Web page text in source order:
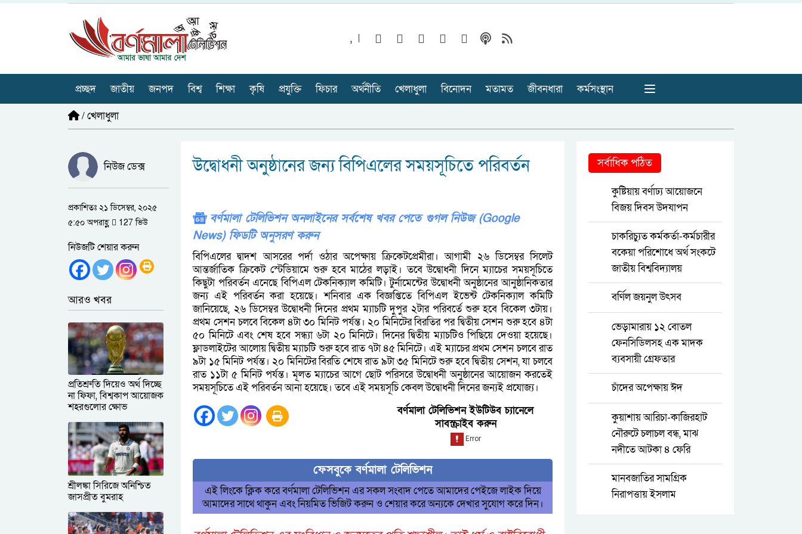
,
প্রচ্ছদ জাতীয় জনপদ বিশ্ব শিক্ষা কৃষি প্রযুক্তি ফিচার অর্থনীতি খেলাধুলা বিনোদন মতামত জীবনধারা
কর্মসংস্থান
/খেলাধুলা
নিউজ ডেক্স
প্রকাশিতঃ ২১ ডিসেম্বর, ২০২৫
৫:৫০ অপরাহ্ণ
127 ভিউ
নিউজটি শেয়ার করুন
আরও খবর
প্রতিশ্রুতি দিয়েও অর্থ দিচ্ছে
না ফিফা, বিশ্বকাপ আয়োজক
শহরগুলোর ক্ষোভ
শ্রীলঙ্কা সিরিজে অনিশ্চিত
জাসপ্রীত বুমরাহ
উদ্বোধনী অনুষ্ঠানের জন্য বিপিএলের সময়সূচিতে পরিবর্তন
বর্ণমালা টেলিভিশন অনলাইনের সর্বশেষ খবর পেতে গুগল নিউজ (Google
News) ফিডটি অনুসরণ করুন
বিপিএলের দ্বাদশ আসরের পর্দা ওঠার অপেক্ষায় ক্রিকেটপ্রেমীরা। আগামী ২৬ ডিসেম্বর সিলেট
আন্তর্জাতিক ক্রিকেট স্টেডিয়ামে শুরু হবে মাঠের লড়াই। তবে উদ্বোধনী দিনে ম্যাচের সময়সূচিতে
কিছুটা পরিবর্তন এনেছে বিপিএল টেকনিক্যাল কমিটি। টুর্নামেন্টের উদ্বোধনী অনুষ্ঠানের আনুষ্ঠানিকতার
জন্য এই পরিবর্তন করা হয়েছে। শনিবার এক বিজ্ঞপ্তিতে বিপিএল ইভেন্ট টেকনিক্যাল কমিটি
জানিয়েছে, ২৬ ডিসেম্বর উদ্বোধনী দিনের প্রথম ম্যাচটি দুপুর ২টার পরিবর্তে শুরু হবে বিকেল ৩টায়।
প্রথম সেশন চলবে বিকেল ৪টা ৩০ মিনিট পর্যন্ত। ২০ মিনিটের বিরতির পর দ্বিতীয় সেশন শুরু হবে ৪টা
৫০ মিনিটে এবং শেষ হবে সন্ধ্যা ৬টা ২০ মিনিটে। দিনের দ্বিতীয় ম্যাচটিও পিছিয়ে দেওয়া হয়েছে।
ফ্লাডলাইটের আলোয় দ্বিতীয় ম্যাচটি শুরু হবে রাত ৭টা ৪৫ মিনিটে। এই ম্যাচের প্রথম সেশন চলবে রাত
৯টা ১৫ মিনিট পর্যন্ত। ২০ মিনিটের বিরতি শেষে রাত ৯টা ৩৫ মিনিটে শুরু হবে দ্বিতীয় সেশন, যা চলবে
রাত ১১টা ৫ মিনিট পর্যন্ত। মূলত ম্যাচের আগে ছোট পরিসরে উদ্বোধনী অনুষ্ঠানের আয়োজন করতেই
সময়সূচিতে এই পরিবর্তন আনা হয়েছে। তবে এই সময়সূচি কেবল উদ্বোধনী দিনের জন্যই প্রযোজ্য।
বর্ণমালা টেলিভিশন ইউটিউব চ্যানেলে
সাবস্ক্রাইব করুন
ফেসবুকে বর্ণমালা টেলিভিশন
এই লিংকে ক্লিক করে বর্ণমালা টেলিভিশন এর সকল সংবাদ পেতে আমাদের পেইজে লাইক দিয়ে
আমাদের সাথে থাকুন এবং নিয়মিত ভিজিট করুন ও শেয়ার করে অন্যকে দেখার সুযোগ করে দিন।
সর্বাধিক পঠিত
কুষ্টিয়ায় বর্ণাঢ্য আয়োজনে
বিজয় দিবস উদযাপন
চাকরিচ্যুত কর্মকর্তা-কর্মচারীর
বকেয়া পরিশোধে অর্থ সংকটে
জাতীয় বিশ্ববিদ্যালয়
বর্ণিল জয়নুল উৎসব
ভেড়ামারায় ১২ বোতল
ফেনসিডিলসহ এক মাদক
ব্যবসায়ী গ্রেফতার
চাঁদের অপেক্ষায় ঈদ
কুয়াশায় আরিচা-কাজিরহাট
নৌরুটে চলাচল বন্ধ, মাঝ
নদীতে আটকা ৪ ফেরি
মানবজাতির সামগ্রিক
নিরাপত্তায় ইসলাম